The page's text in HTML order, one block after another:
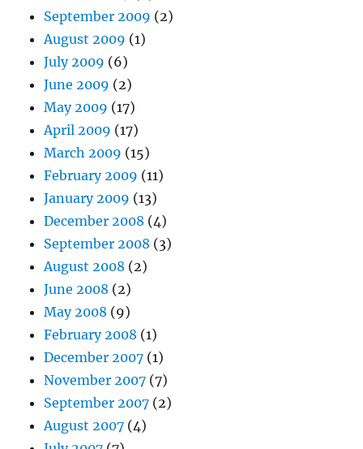
September 2009 (2)
August 2009 (1)
July 2009 (6)
June 2009 (2)
May 2009 (17)
April 2009 (17)
March 2009 (15)
February 2009 (11)
January 2009 (13)
December 2008 (4)
September 2008 (3)
August 2008 (2)
June 2008 (2)
May 2008 (9)
February 2008 (1)
December 2007 (1)
November 2007 (7)
September 2007 (2)
August 2007 (4)